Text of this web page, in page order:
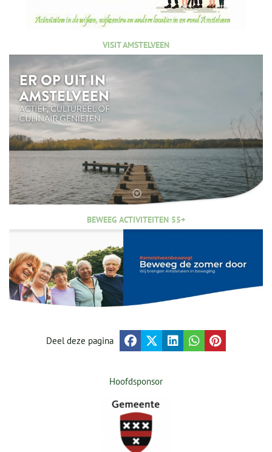
VISIT AMSTELVEEN
BEWEEG ACTIVITEITEN 55+
Deel deze pagina
Hoofdsponsor